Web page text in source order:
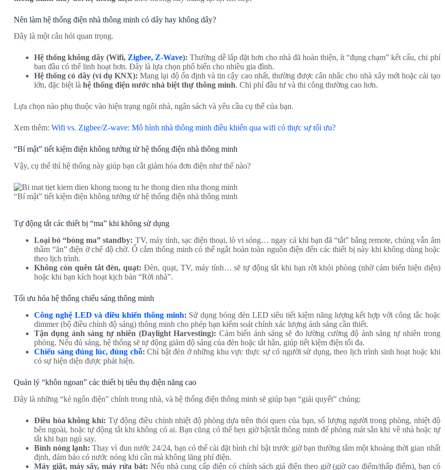
Nên làm hệ thống điện nhà thông minh có dây hay không dây?
Đây là một câu hỏi quan trọng.
Hệ thống không dây (Wifi,Zigbee,Z-Wave): Thường dễ lắp đặt hơn cho nhà đã hoàn thiện, ít “đụng chạm” kết cấu, chi phí
ban đầu có thể linh hoạt hơn. Đây là lựa chọn phổ biến cho nhiều gia đình.
Hệ thống có dây (ví dụ KNX): Mang lại độ ổn định và tin cậy cao nhất, thường được cân nhắc cho nhà xây mới hoặc cải tạo
lớn, đặc biệt là hệ thống điện nước nhà biệt thự thông minh. Chi phí đầu tư và thi công thường cao hơn.
Lựa chọn nào phụ thuộc vào hiện trạng ngôi nhà, ngân sách và yêu cầu cụ thể của bạn.
Xem thêm: Wifi vs. Zigbee/Z-wave: Mô hình nhà thông minh điều khiển qua wifi có thực sự tối ưu?
“Bí mật” tiết kiệm điện không tưởng từ hệ thống điện nhà thông minh
Vậy, cụ thể thì hệ thống này giúp bạn cắt giảm hóa đơn điện như thế nào?
“Bí mật” tiết kiệm điện không tưởng từ hệ thống điện nhà thông minh
Tự động tắt các thiết bị “ma” khi không sử dụng
Loại bỏ “bóng ma” standby: TV, máy tính, sạc điện thoại, lò vi sóng… ngay cả khi bạn đã “tắt” bằng remote, chúng vẫn âm
thầm “ăn” điện ở chế độ chờ. Ổ cắm thông minh có thể ngắt hoàn toàn nguồn điện đến các thiết bị này khi không dùng hoặc
theo lịch trình.
Không còn quên tắt đèn, quạt: Đèn, quạt, TV, máy tính… sẽ tự động tắt khi bạn rời khỏi phòng (nhờ cảm biến hiện diện)
hoặc khi bạn kích hoạt kịch bản “Rời nhà”.
Tối ưu hóa hệ thống chiếu sáng thông minh
Công nghệ LED và điều khiển thông minh: Sử dụng bóng đèn LED siêu tiết kiệm năng lượng kết hợp với công tắc hoặc
dimmer (bộ điều chỉnh độ sáng) thông minh cho phép bạn kiểm soát chính xác lượng ánh sáng cần thiết.
Tận dụng ánh sáng tự nhiên (Daylight Harvesting): Cảm biến ánh sáng sẽ đo lường cường độ ánh sáng tự nhiên trong
phòng. Nếu đủ sáng, hệ thống sẽ tự động giảm độ sáng của đèn hoặc tắt hẳn, giúp tiết kiệm điện tối đa.
Chiếu sáng đúng lúc, đúng chỗ: Chỉ bật đèn ở những khu vực thực sự có người sử dụng, theo lịch trình sinh hoạt hoặc khi
có sự hiện diện được phát hiện.
Quản lý “khôn ngoan” các thiết bị tiêu thụ điện năng cao
Đây là những “kẻ ngốn điện” chính trong nhà, và hệ thống điện thông minh sẽ giúp bạn “giải quyết” chúng:
Điều hòa không khí: Tự động điều chỉnh nhiệt độ phòng dựa trên thói quen của bạn, số lượng người trong phòng, nhiệt độ
bên ngoài, hoặc tự động tắt khi không có ai. Bạn cũng có thể hẹn giờ bật/tắt thông minh để phòng mát sẵn khi về nhà hoặc tự
tắt khi bạn ngủ say.
Bình nóng lạnh: Thay vì đun nước 24/24, bạn có thể cài đặt bình chỉ bật trước giờ bạn thường tắm một khoảng thời gian nhất
định, đảm bảo có nước nóng khi cần mà không lãng phí điện.
Máy giặt, máy sấy, máy rửa bát: Nếu nhà cung cấp điện có chính sách giá điện theo giờ (giờ cao điểm/thấp điểm), bạn có